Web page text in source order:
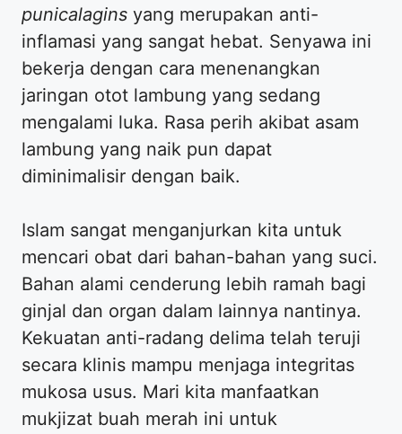
punicalagins yang merupakan anti-
inflamasi yang sangat hebat. Senyawa ini
bekerja dengan cara menenangkan
jaringan otot lambung yang sedang
mengalami luka. Rasa perih akibat asam
lambung yang naik pun dapat
diminimalisir dengan baik.
Islam sangat menganjurkan kita untuk
mencari obat dari bahan-bahan yang suci.
Bahan alami cenderung lebih ramah bagi
ginjal dan organ dalam lainnya nantinya.
Kekuatan anti-radang delima telah teruji
secara klinis mampu menjaga integritas
mukosa usus. Mari kita manfaatkan
mukjizat buah merah ini untuk